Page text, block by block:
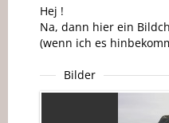
Hej !
Na, dann hier ein
(wenn ich es
Bilder